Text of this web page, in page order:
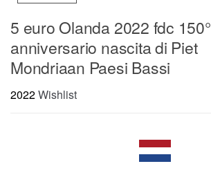
5 euro Olanda 2022 fdc 150°
anniversario nascita di Piet
Mondriaan Paesi Bassi
2022Wishlist